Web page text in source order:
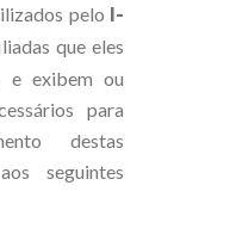
pelo I-
que eles
e exibem ou
para
destas
seguintes